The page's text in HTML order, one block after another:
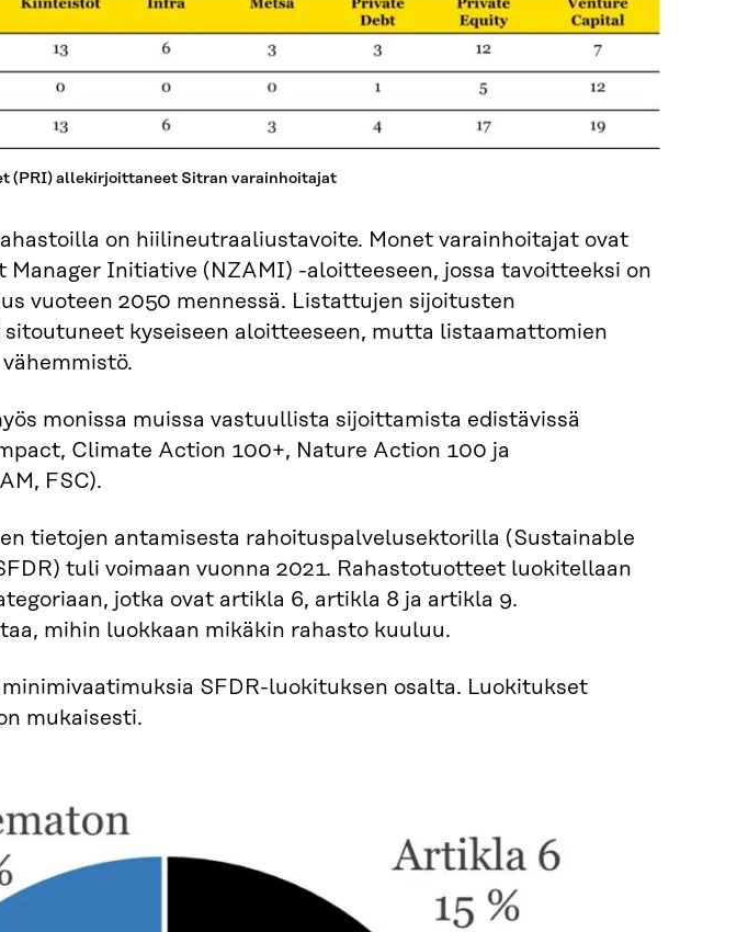
(PRI) allekirjoittaneet Sitran varainhoitajat
on hiilineutraaliustavoite. Monet varainhoitajat ovat
Manager Initiative (NZAMI) -aloitteeseen, jossa tavoitteeksi on
vuoteen 2050 mennessä. Listattujen sijoitusten
kyseiseen aloitteeseen, mutta listaamattomien
monissa muissa vastuullista sijoittamista edistävissä
Climate Action 100+, Nature Action 100 ja
FSC).
tietojen antamisesta rahoituspalvelusektorilla (Sustainable
tuli voimaan vuonna 2021. Rahastotuotteet luokitellaan
jotka ovat artikla 6, artikla 8 ja artikla 9.
mihin luokkaan mikäkin rahasto kuuluu.
SFDR-luokituksen osalta. Luokitukset
mukaisesti.